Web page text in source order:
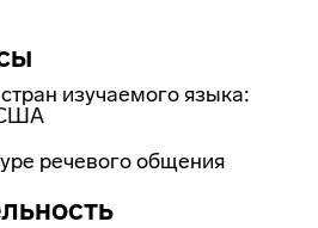
изучаемого языка:
США
речевого общения